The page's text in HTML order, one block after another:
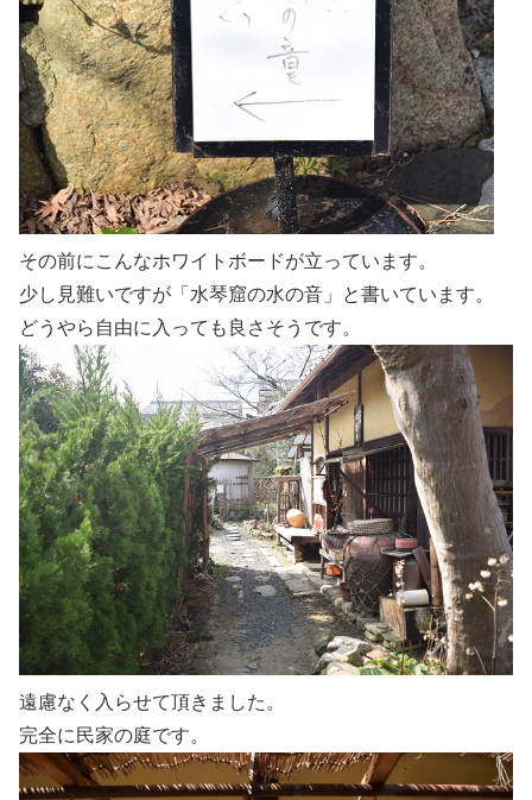
その前にこんなホワイトボードが立っています。
少し見難いですが「水琴窟の水の音」と書いています。
どうやら自由に入っても良さそうです。
遠慮なく入らせて頂きました。
完全に民家の庭です。